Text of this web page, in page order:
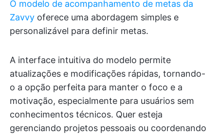
O modelo de acompanhamento de metas da
Zavvy oferece uma abordagem simples e
personalizável para definir metas.
A interface intuitiva do modelo permite
atualizações e modificações rápidas, tornando-
o a opção perfeita para manter o foco e a
motivação, especialmente para usuários sem
conhecimentos técnicos. Quer esteja
gerenciando projetos pessoais ou coordenando